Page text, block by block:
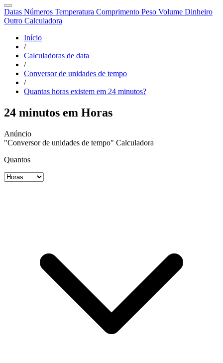
Datas Números Temperatura Comprimento Peso Volume Dinheiro
Outro Calculadora
Início
/
Calculadoras de data
/
Conversor de unidades de tempo
/
Quantas horas existem em 24 minutos?
24 minutos em Horas
"Conversor de unidades de tempo" Calculadora
Quantos